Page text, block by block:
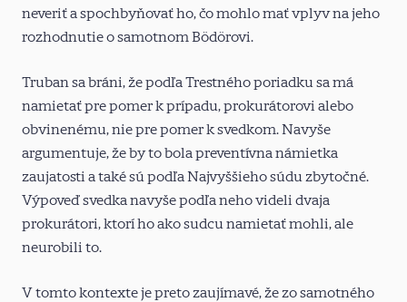
neveriť a spochbyňovať ho, čo mohlo mať vplyv na jeho
rozhodnutie o samotnom Bödörovi.
Truban sa bráni, že podľa Trestného poriadku sa má
namietať pre pomer k prípadu, prokurátorovi alebo
obvinenému, nie pre pomer k svedkom. Navyše
argumentuje, že by to bola preventívna námietka
zaujatosti a také sú podľa Najvyššieho súdu zbytočné.
Výpoveď svedka navyše podľa neho videli dvaja
prokurátori, ktorí ho ako sudcu namietať mohli, ale
neurobili to.
V tomto kontexte je preto zaujímavé, že zo samotného